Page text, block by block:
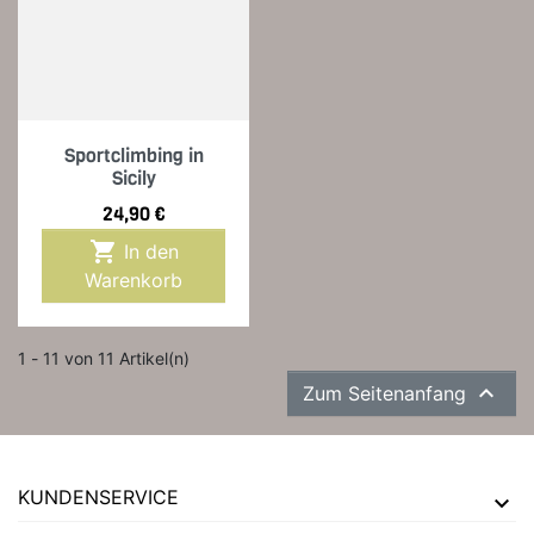
Sportclimbing in
Sicily
Preis
24,90 €

Warenkorb
1 - 11 von 11 Artikel(n)
Zum Seitenanfang 
KUNDENSERVICE